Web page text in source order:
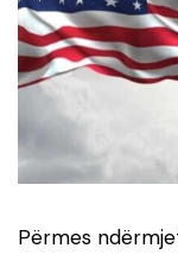
Përmes